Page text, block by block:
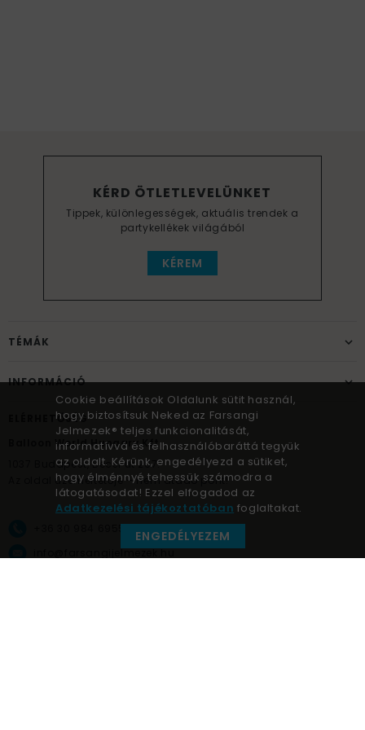
KÉRD ÖTLETLEVELÜNKET
Tippek, különlegességek, aktuális trendek a
partykellékek világából
KÉREM
TÉMÁK
INFORMÁCIÓ
ELÉRHETŐSÉG
Balloon World Hungary Kft.
Budapest, Bécsi út 267.
Az oldal üzemeltetője – nem átadó pont!
+36 30 984 6955
info@farsangijelmezek.hu
Cookie beállítások Oldalunk sütit használ,
hogy biztosítsuk Neked az Farsangi
Jelmezek® teljes funkcionalitását,
informatívvá és felhasználóbaráttá tegyük
az oldalt. Kérünk, engedélyezd a sütiket,
hogy élménnyé tehessük számodra a
látogatásodat! Ezzel elfogadod az
Adatkezelési tájékoztatóban foglaltakat.
ENGEDÉLYEZEM